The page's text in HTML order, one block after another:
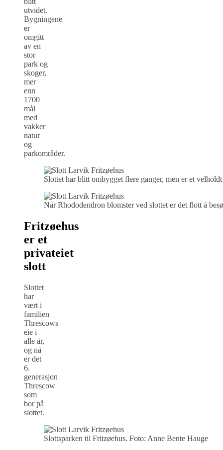
utvidet.
Bygningene
er
omgitt
av en
stor
park og
skoger,
mer
enn
1700
mål
med
vakker
natur
og
parkområder.
Slottet har blitt ombygget flere ganger, men er et
Når Rhododendron blomster ved slottet er det flott å
Fritzøehus
er et
privateiet
slott
Slottet
har
vært i
familien
Threscows
eie i
alle år,
og nå
er det
6.
generasjon
Threscow
som
bor på
slottet.
Slottsparken til Fritzøehus. Foto: Anne Bente Hauge